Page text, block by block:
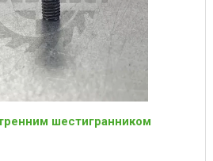
шестигранником